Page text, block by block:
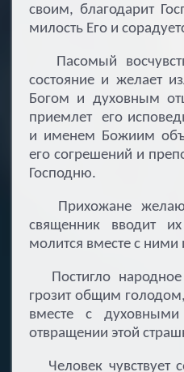
своим, благодарит
милость Его и
Пасомый
состояние и желает
Богом и духовным
приемлет его
и именем Божиим
его согрешений и
Господню.
Прихожане
священник вводит
молится вместе с ними
Постигло народное
грозит общим
вместе с
отвращении этой
Человек чувствует